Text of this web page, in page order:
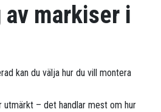
markiser i
kan du välja hur du vill montera
utmärkt – det handlar mest om hur